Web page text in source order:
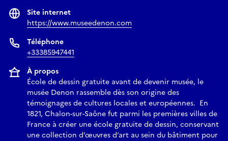
Site internet
https://www.museedenon.com
Téléphone
+33385947441
À propos
École de dessin gratuite avant de devenir musée, le
musée Denon rassemble dès son origine des
témoignages de cultures locales et européennes. En
1821, Chalon-sur-Saône fut parmi les premières villes de
France à créer une école gratuite de dessin, conservant
une collection d’œuvres d’art au sein du bâtiment pour